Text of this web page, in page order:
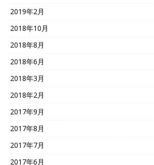
2019年2月
2018年10月
2018年8月
2018年6月
2018年3月
2018年2月
2017年9月
2017年8月
2017年7月
2017年6月